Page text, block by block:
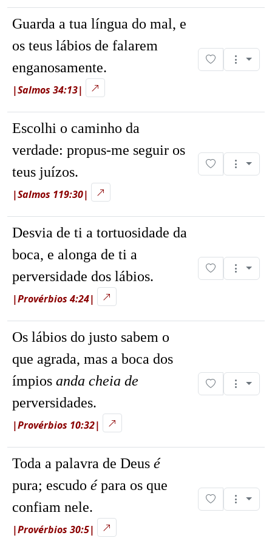
Guarda a tua língua do mal, e
os teus lábios de falarem
enganosamente.
|Salmos 34:13|
Escolhi o caminho da
verdade: propus-me seguir os
teus juízos.
|Salmos 119:30|
Desvia de ti a tortuosidade da
boca, e alonga de ti a
perversidade dos lábios.
|Provérbios 4:24|
Os lábios do justo sabem o
que agrada, mas a boca dos
ímpios anda cheia de
perversidades.
|Provérbios 10:32|
Toda a palavra de Deus é
pura; escudo épara os que
confiam nele.
|Provérbios 30:5|